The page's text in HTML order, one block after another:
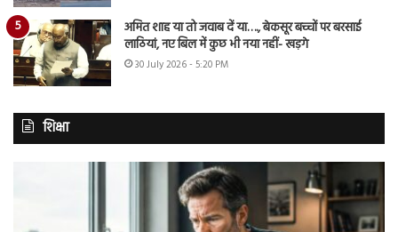
अमित शाह या तो जवाब दें या…., बेकसूर बच्चों पर बरसाई
लाठियां, नए बिल में कुछ भी नया नहीं- खड़गे
30 July 2026 - 5:20 PM
शिक्षा